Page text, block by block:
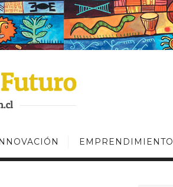
EMPRENDIMIENTO